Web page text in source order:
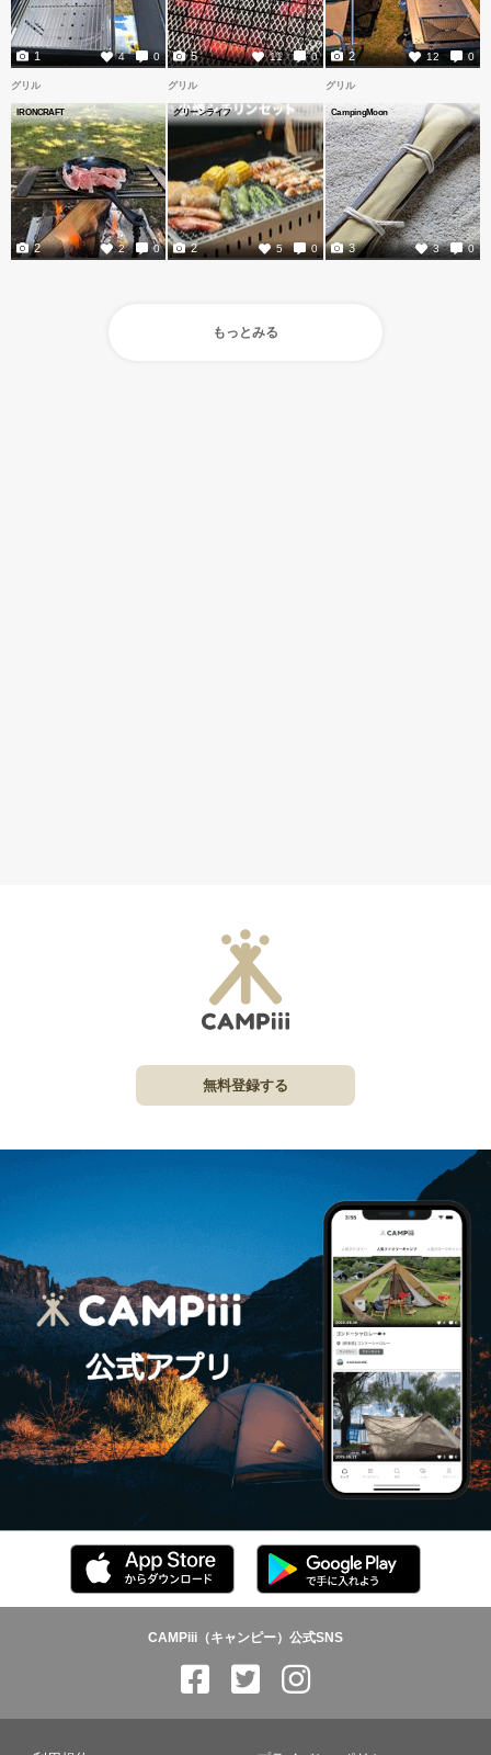
4 0
1 11 0
5 12 0
2
グリル
IRONCRAFT
2 0
2
グリル
グリーンライフ
5 0
2
グリル
CampingMoon
3 0
3
もっとみる
無料登録する
CAMPiii（キャンピー）公式SNS